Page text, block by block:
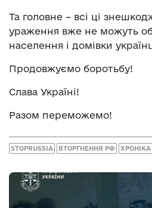
Та головне – всі ці
ураження вже не можуть
населення і домівки
Продовжуємо боротьбу!
Слава Україні!
Разом переможемо!
STOPRUSSIA ВТОРГНЕННЯ РФ